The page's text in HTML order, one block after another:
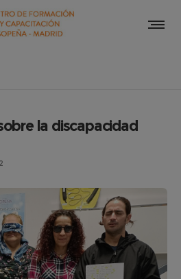
la discapacidad